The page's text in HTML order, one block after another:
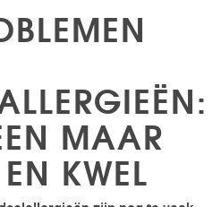
MAAR
KWEL